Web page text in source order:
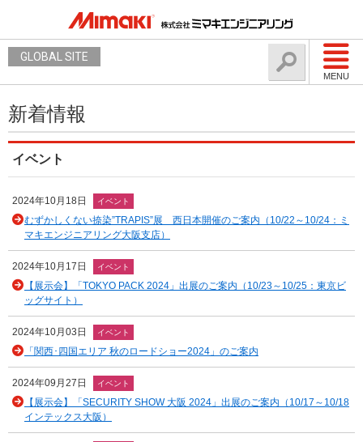
MENU
GLOBAL SITE
新着情報
イベント
2024年10月18日 イベント
むずかしくない捺染”TRAPIS”展 西日本開催のご案内（10/22～10/24：ミ
マキエンジニアリング大阪支店）
2024年10月17日 イベント
【展示会】「TOKYO PACK 2024」出展のご案内（10/23～10/25：東京ビ
ッグサイト）
2024年10月03日 イベント
「関西･四国エリア 秋のロードショー2024」のご案内
2024年09月27日 イベント
【展示会】「SECURITY SHOW 大阪 2024」出展のご案内（10/17～10/18
インテックス大阪）